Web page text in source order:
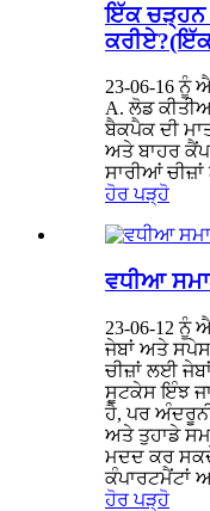
ਇੱਕ ਚੜ੍ਹਨ
23-06-16 ਨੂੰ
A. ਲੋਡ
ਬੈਕਪੈਕ ਦੀ
ਅਤੇ ਬਾਹਰ
ਸਾਰੀਆਂ
ਹੋਰ ਪੜ੍ਹੋ
ਵਧੀਆ
23-06-12 ਨੂੰ
ਜੇਬਾਂ ਅਤੇ
ਚੀਜ਼ਾਂ ਲਈ
ਸੂਟਕੇਸ ਇੰਝ
ਹੈ, ਪਰ
ਅਤੇ ਤੁਹਾਡੇ
ਮਦਦ ਕਰ
ਕੰਪਾਰਟਮੈਂਟਾਂ
ਹੋਰ ਪੜ੍ਹੋ